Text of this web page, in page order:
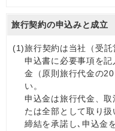
旅行契約の申込みと成立
(1)旅行契約は当社（受
申込書に必要事項を
金（原則旅行代金の
い。
申込金は旅行代金、
たは全部として取り
締結を承諾し､申込金